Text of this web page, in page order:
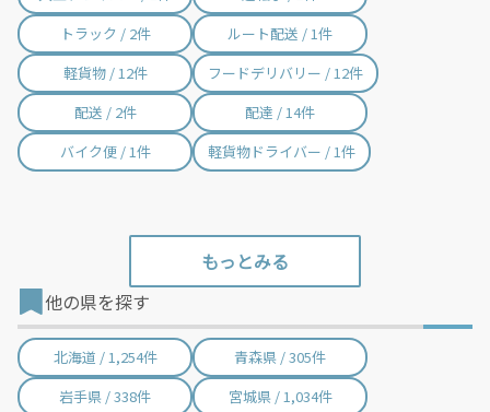
トラック / 2件
ルート配送 / 1件
軽貨物 / 12件
フードデリバリー / 12件
配送 / 2件
配達 / 14件
バイク便 / 1件
軽貨物ドライバー / 1件
他の県を探す
北海道 / 1,254件
青森県 / 305件
岩手県 / 338件
宮城県 / 1,034件